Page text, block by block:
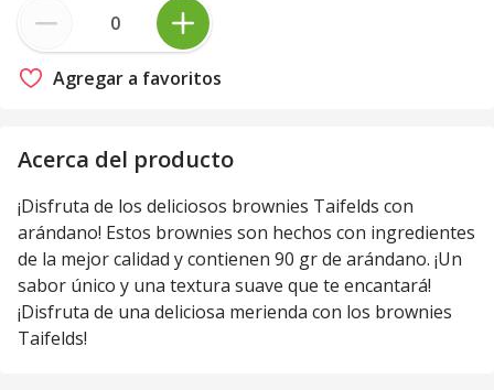
Agregar a favoritos
Acerca del producto
¡Disfruta de los deliciosos brownies Taifelds con
arándano! Estos brownies son hechos con ingredientes
de la mejor calidad y contienen 90 gr de arándano. ¡Un
sabor único y una textura suave que te encantará!
¡Disfruta de una deliciosa merienda con los brownies
Taifelds!